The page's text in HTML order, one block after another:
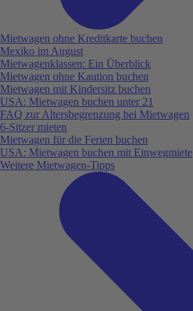
Mietwagen ohne Kreditkarte buchen
Mexiko im August
Mietwagenklassen: Ein Überblick
Mietwagen ohne Kaution buchen
Mietwagen mit Kindersitz buchen
USA: Mietwagen buchen unter 21
FAQ zur Altersbegrenzung bei Mietwagen
6-Sitzer mieten
Mietwagen für die Ferien buchen
USA: Mietwagen buchen mit Einwegmiete
Weitere Mietwagen-Tipps